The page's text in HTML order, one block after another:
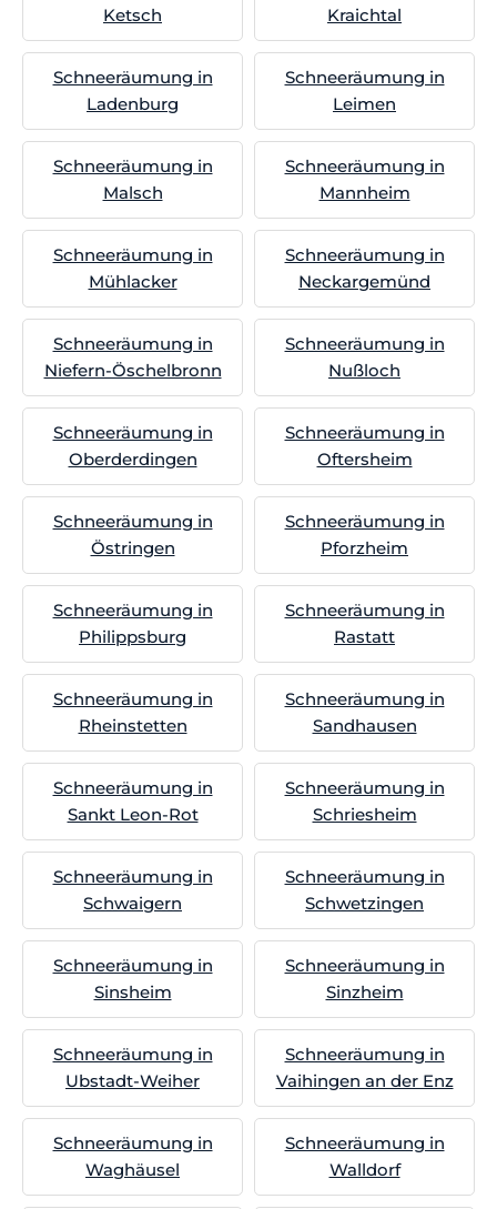
Ketsch
Kraichtal
Schneeräumung in
Ladenburg
Schneeräumung in
Leimen
Schneeräumung in
Malsch
Schneeräumung in
Mannheim
Schneeräumung in
Mühlacker
Schneeräumung in
Neckargemünd
Schneeräumung in
Niefern-Öschelbronn
Schneeräumung in
Nußloch
Schneeräumung in
Oberderdingen
Schneeräumung in
Oftersheim
Schneeräumung in
Östringen
Schneeräumung in
Pforzheim
Schneeräumung in
Philippsburg
Schneeräumung in
Rastatt
Schneeräumung in
Rheinstetten
Schneeräumung in
Sandhausen
Schneeräumung in
Sankt Leon-Rot
Schneeräumung in
Schriesheim
Schneeräumung in
Schwaigern
Schneeräumung in
Schwetzingen
Schneeräumung in
Sinsheim
Schneeräumung in
Sinzheim
Schneeräumung in
Ubstadt-Weiher
Schneeräumung in
Vaihingen an der Enz
Schneeräumung in
Waghäusel
Schneeräumung in
Walldorf